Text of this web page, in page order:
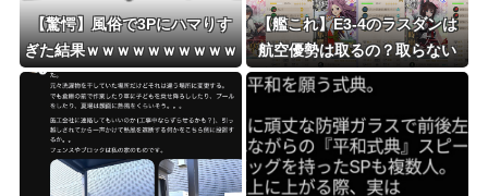
【驚愕】風俗で3Pにハマりす
ぎた結果ｗｗｗｗｗｗｗｗｗｗ
wwww
【艦これ】E3-4のラスダンは
航空優勢は取るの？取らない
の？